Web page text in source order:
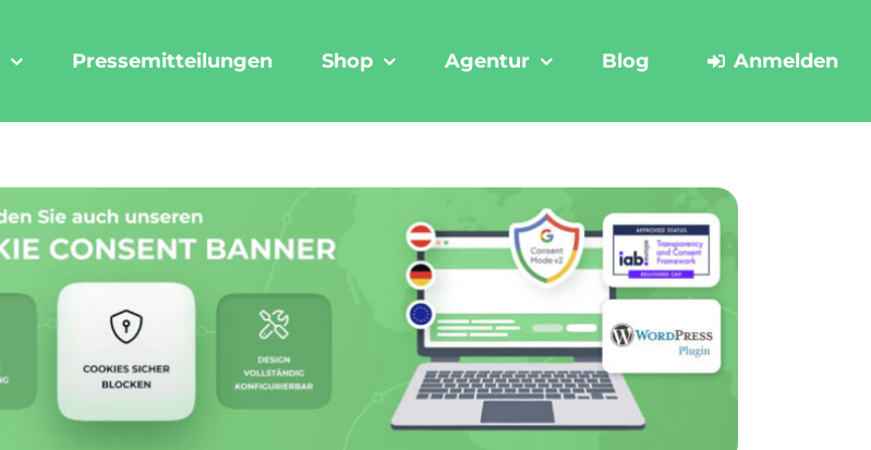
Pressemitteilungen Shop Agentur Blog Anmelden